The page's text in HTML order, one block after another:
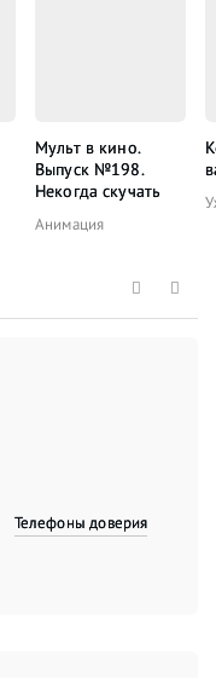
Мульт в кино.
Выпуск №198.
Некогда скучать
Анимация
Телефоны доверия